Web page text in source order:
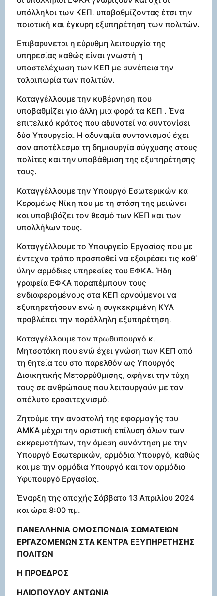
υπάλληλοι των ΚΕΠ, υποβαθμίζοντας έτσι την
ποιοτική και έγκυρη εξυπηρέτηση των πολιτών.
Επιβαρύνεται η εύρυθμη λειτουργία της
υπηρεσίας καθώς είναι γνωστή η
υποστελέχωση των ΚΕΠ με συνέπεια την
ταλαιπωρία των πολιτών.
Καταγγέλλουμε την κυβέρνηση που
υποβαθμίζει για άλλη μια φορά τα ΚΕΠ . Ένα
επιτελικό κράτος που αδυνατεί να συντονίσει
δύο Υπουργεία. Η αδυναμία συντονισμού έχει
σαν αποτέλεσμα τη δημιουργία σύγχυσης στους
πολίτες και την υποβάθμιση της εξυπηρέτησης
τους.
Καταγγέλλουμε την Υπουργό Εσωτερικών κα
Κεραμέως Νίκη που με τη στάση της μειώνει
και υποβιβάζει τον θεσμό των ΚΕΠ και των
υπαλλήλων τους.
Καταγγέλλουμε το Υπουργείο Εργασίας που με
έντεχνο τρόπο προσπαθεί να εξαιρέσει τις καθ’
ύλην αρμόδιες υπηρεσίες του ΕΦΚΑ. Ήδη
γραφεία ΕΦΚΑ παραπέμπουν τους
ενδιαφερομένους στα ΚΕΠ αρνούμενοι να
εξυπηρετήσουν ενώ η συγκεκριμένη ΚΥΑ
προβλέπει την παράλληλη εξυπηρέτηση.
Καταγγέλλουμε τον πρωθυπουργό κ.
Μητσοτάκη που ενώ έχει γνώση των ΚΕΠ από
τη θητεία του στο παρελθόν ως Υπουργός
Διοικητικής Μεταρρύθμισης, αφήνει την τύχη
τους σε ανθρώπους που λειτουργούν με τον
απόλυτο ερασιτεχνισμό.
Ζητούμε την αναστολή της εφαρμογής του
ΑΜΚΑ μέχρι την οριστική επίλυση όλων των
εκκρεμοτήτων, την άμεση συνάντηση με την
Υπουργό Εσωτερικών, αρμόδια Υπουργό, καθώς
και με την αρμόδια Υπουργό και τον αρμόδιο
Υφυπουργό Εργασίας.
Έναρξη της αποχής Σάββατο 13 Απριλίου 2024
και ώρα 8:00 πμ.
ΠΑΝΕΛΛΗΝΙΑ ΟΜΟΣΠΟΝΔΙΑ ΣΩΜΑΤΕΙΩΝ
ΕΡΓΑΖΟΜΕΝΩΝ ΣΤΑ ΚΕΝΤΡΑ ΕΞΥΠΗΡΕΤΗΣΗΣ
ΠΟΛΙΤΩΝ
Η ΠΡΟΕΔΡΟΣ
ΗΛΙΟΠΟΥΛΟΥ ΑΝΤΩΝΙΑ